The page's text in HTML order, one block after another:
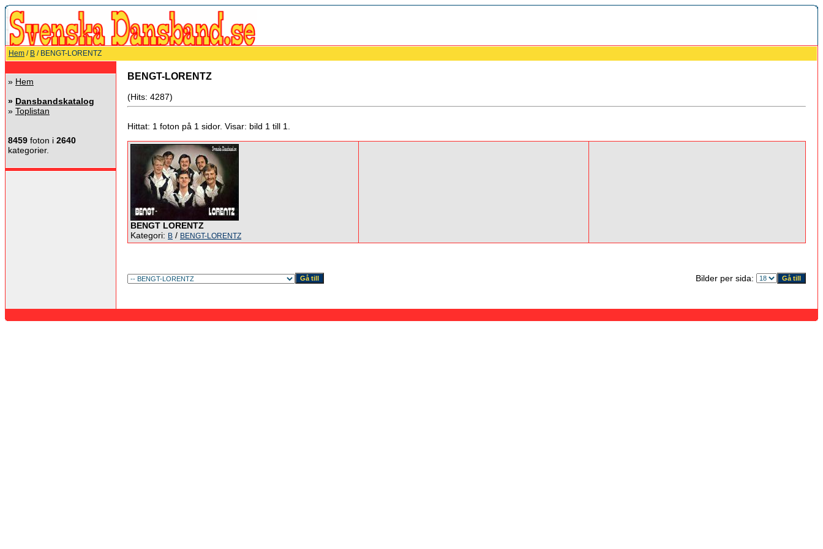
Hem / B / BENGT-LORENTZ
» Hem
» Dansbandskatalog
» Toplistan
8459 foton i 2640
kategorier.
BENGT-LORENTZ
(Hits: 4287)
Hittat: 1 foton på 1 sidor. Visar: bild 1 till 1.
BENGT LORENTZ
Kategori: B / BENGT-LORENTZ
Bilder per sida: